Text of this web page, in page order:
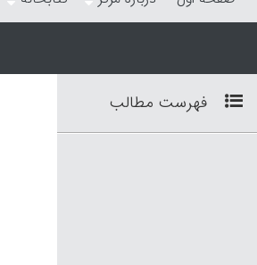
فهرست مطالب